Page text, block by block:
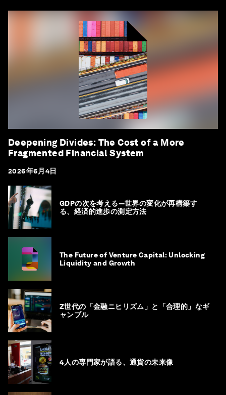
Deepening Divides: The Cost of a More
Fragmented Financial System
2026年6月4日
GDPの次を考える―世界の変化が再構築す
る、経済的進歩の測定方法
The Future of Venture Capital: Unlocking
Liquidity and Growth
Z世代の「金融ニヒリズム」と「合理的」なギ
ャンブル
4人の専門家が語る、通貨の未来像